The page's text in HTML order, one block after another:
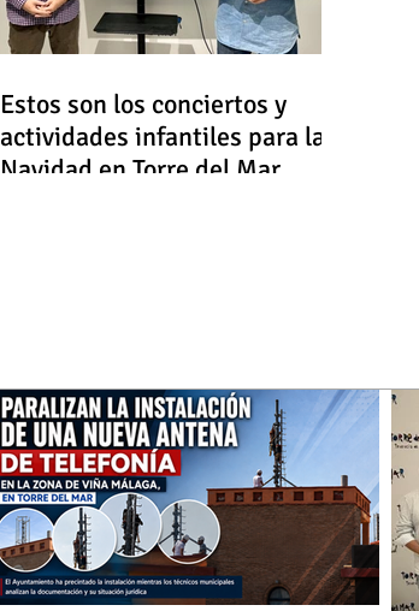
Estos son los conciertos y
actividades infantiles para la
Navidad en Torre del Mar